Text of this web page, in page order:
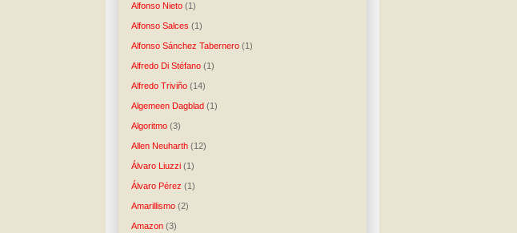
Alfonso Nieto (1)
Alfonso Salces (1)
Alfonso Sánchez Tabernero (1)
Alfredo Di Stéfano (1)
Alfredo Triviño (14)
Algemeen Dagblad (1)
Algoritmo (3)
Allen Neuharth (12)
Álvaro Liuzzi (1)
Álvaro Pérez (1)
Amarillismo (2)
Amazon (3)